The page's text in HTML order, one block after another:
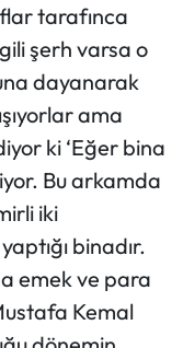
tarafınca
şerh varsa o
dayanarak
ama
ki ‘Eğer bina
Bu arkamda
iki
binadır.
emek ve para
Kemal